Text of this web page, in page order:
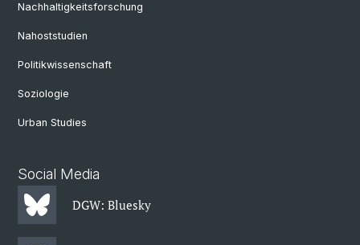
Nachhaltigkeitsforschung
Nahoststudien
Politikwissenschaft
Soziologie
Urban Studies
Social Media
DGW: Bluesky